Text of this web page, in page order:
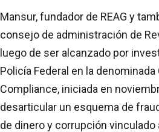
Mansur, fundador de REAG y
consejo de administración de
luego de ser alcanzado por
Policía Federal en la denominada
Compliance, iniciada en
desarticular un esquema de
de dinero y corrupción vinculado